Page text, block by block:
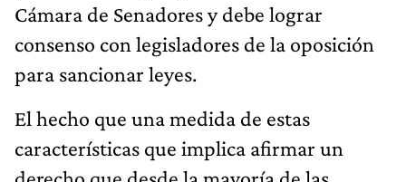
Cámara de Senadores y debe lograr
consenso con legisladores de la oposición
para sancionar leyes.
El hecho que una medida de estas
características que implica afirmar un